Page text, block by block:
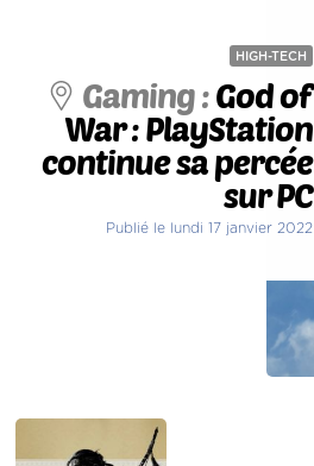
HIGH-TECH
Gaming :God of
War : PlayStation
continue sa percée
sur PC
Publié le lundi 17 janvier 2022